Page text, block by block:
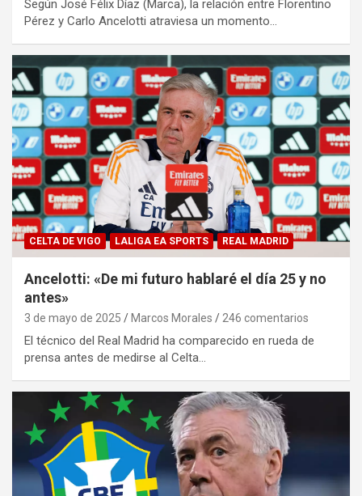
Según José Félix Díaz (Marca), la relación entre Florentino
Pérez y Carlo Ancelotti atraviesa un momento…
CELTA DE VIGO LALIGA EA SPORTS REAL MADRID
Ancelotti: «De mi futuro hablaré el día 25 y no
antes»
3 de mayo de 2025 Marcos Morales 246 comentarios
El técnico del Real Madrid ha comparecido en rueda de
prensa antes de medirse al Celta…